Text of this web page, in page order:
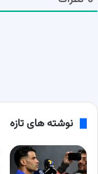
نوشته های تازه